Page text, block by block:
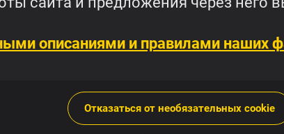
описаниями и правилами наших
Отказаться от необязательных cookie